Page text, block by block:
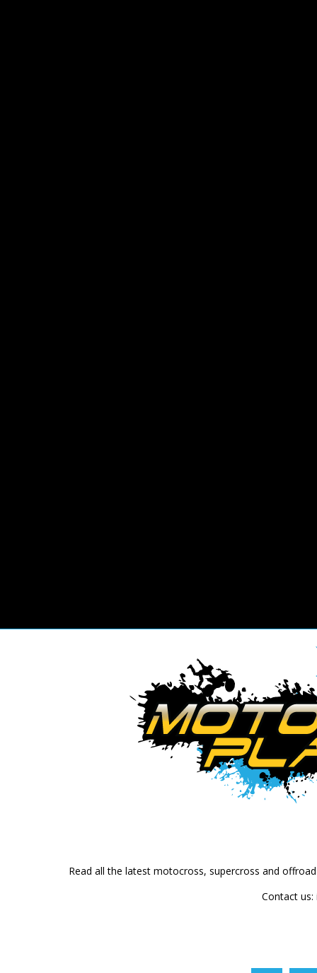
Read all the latest motocross, supercross and
Contact us: